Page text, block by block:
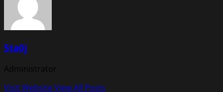
5ta0j
Administrator
Visit WebsiteView All Posts